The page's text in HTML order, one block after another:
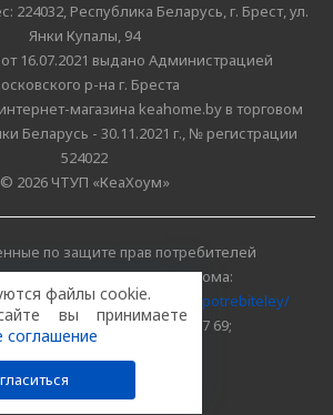
Республика Беларусь, г. Брест, ул.
Янки Купалы, 94
16.07.2021 выдано Администрацией
р-на г. Бреста
магазина keahome.by в торговом
Беларусь - 30.11.2021 г., № регистрации
524022
© 2026 ЧТУП «КеаХоум»
по защите прав потребителей
Минского горисполкома:
activity/zashchita-prav-potrebiteley/
ОБЛАСТЬ тел. (80162) 26 97 69;
файлы cookie.
вы принимаете
соглашение